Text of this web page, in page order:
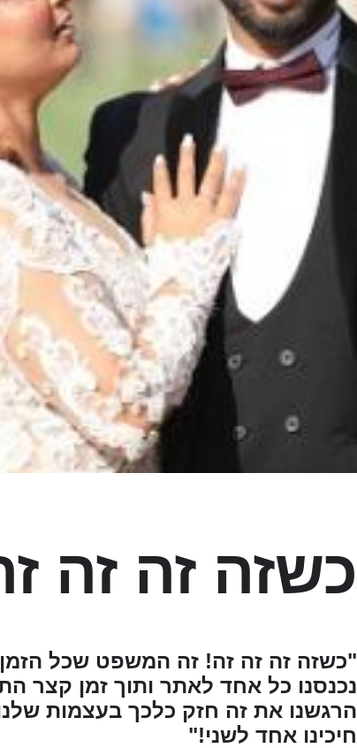
כשזה זה זה
"כשזה זה זה זה! זה המשפט שכל
נכנסנו כל אחד לאתר ותוך זמן קצר
הרגשנו את זה חזק כלכך בעצמות
חיכינו אחד לשני!"